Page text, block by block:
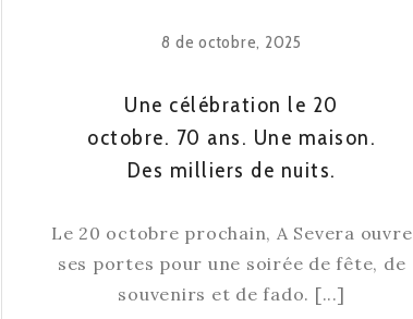
LES
TRADITIONS
8 de octobre, 2025
Une célébration le 20
octobre. 70 ans. Une maison.
Des milliers de nuits.
Le 20 octobre prochain, A Severa ouvre
ses portes pour une soirée de fête, de
souvenirs et de fado. [...]